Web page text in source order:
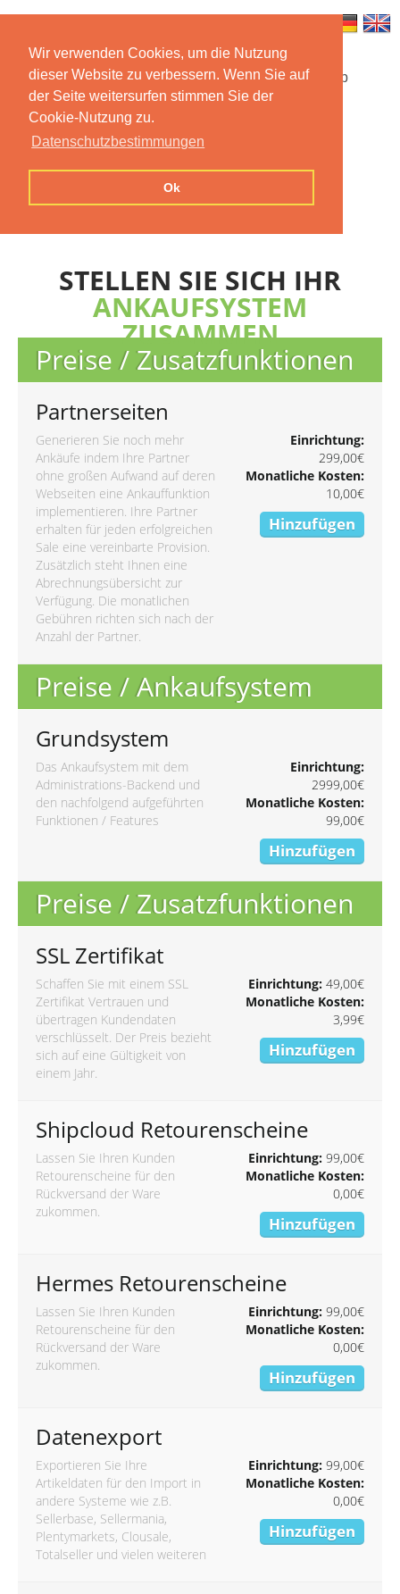
Wir verwenden Cookies, um die Nutzung
dieser Website zu verbessern. Wenn Sie auf
der Seite weitersurfen stimmen Sie der
Cookie-Nutzung zu.
Datenschutzbestimmungen
Ok
Startseite Funktionen Mobile App
Preise
Kontakt Impressum
STELLEN SIE SICH IHR
ANKAUFSYSTEM
ZUSAMMEN
Preise / Zusatzfunktionen
Partnerseiten
Generieren Sie noch mehr
Ankäufe indem Ihre Partner
ohne großen Aufwand auf deren
Webseiten eine Ankauffunktion
implementieren. Ihre Partner
erhalten für jeden erfolgreichen
Sale eine vereinbarte Provision.
Zusätzlich steht Ihnen eine
Abrechnungsübersicht zur
Verfügung. Die monatlichen
Gebühren richten sich nach der
Anzahl der Partner.
Einrichtung:
299,00€
Monatliche Kosten:
10,00€
Hinzufügen
Preise / Ankaufsystem
Grundsystem
Das Ankaufsystem mit dem
Administrations-Backend und
den nachfolgend aufgeführten
Funktionen / Features
Einrichtung:
2999,00€
Monatliche Kosten:
99,00€
Hinzufügen
Preise / Zusatzfunktionen
SSL Zertifikat
Schaffen Sie mit einem SSL
Zertifikat Vertrauen und
übertragen Kundendaten
verschlüsselt. Der Preis bezieht
sich auf eine Gültigkeit von
einem Jahr.
Einrichtung:49,00€
Monatliche Kosten:
3,99€
Hinzufügen
Shipcloud Retourenscheine
Lassen Sie Ihren Kunden
Retourenscheine für den
Rückversand der Ware
zukommen.
Einrichtung:99,00€
Monatliche Kosten:
0,00€
Hinzufügen
Hermes Retourenscheine
Lassen Sie Ihren Kunden
Retourenscheine für den
Rückversand der Ware
zukommen.
Einrichtung:99,00€
Monatliche Kosten:
0,00€
Hinzufügen
Datenexport
Exportieren Sie Ihre
Artikeldaten für den Import in
andere Systeme wie z.B.
Sellerbase, Sellermania,
Plentymarkets, Clousale,
Totalseller und vielen weiteren
Einrichtung:99,00€
Monatliche Kosten:
0,00€
Hinzufügen